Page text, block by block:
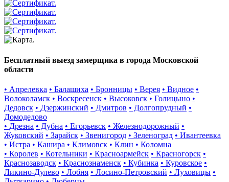
Бесплатный выезд замерщика в города Московской
области
• Апрелевка • Балашиха • Бронницы • Верея • Видное •
Волоколамск • Воскресенск • Высоковск • Голицыно •
Дедовск • Дзержинский • Дмитров • Долгопрудный •
Домодедово
• Дрезна • Дубна • Егорьевск • Железнодорожный •
Жуковский • Зарайск • Звенигород • Зеленоград • Ивантеевка
• Истра • Кашира • Климовск • Клин • Коломна
• Королев • Котельники • Красноармейск • Красногорск •
Краснозаводск • Краснознаменск • Кубинка • Куровское •
Ликино-Дулево • Лобня • Лосино-Петровский • Луховицы •